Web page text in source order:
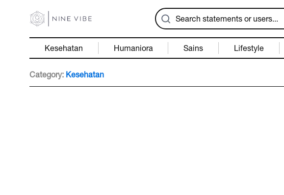
Kesehatan Humaniora Sains Lifestyle
Category: Kesehatan